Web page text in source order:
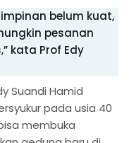
belum kuat,
pesanan
kata Prof Edy
Suandi Hamid
pada usia 40
membuka